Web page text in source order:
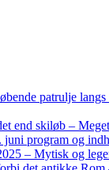
patrulje
end skiløb –
program og
– Mytisk og